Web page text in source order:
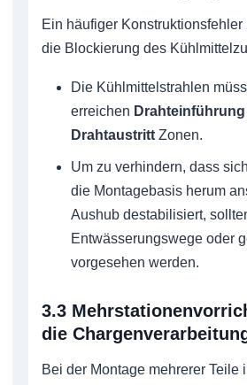
Ein häufiger Konstruktionsfehler
die Blockierung des
Die Kühlmittelstrahlen
erreichen Drahteinführung
DrahtaustrittZonen.
Um zu verhindern, dass
die Montagebasis herum
Aushub destabilisiert,
Entwässerungswege oder
vorgesehen werden.
3.3
die
Bei der Montage mehrerer Teile